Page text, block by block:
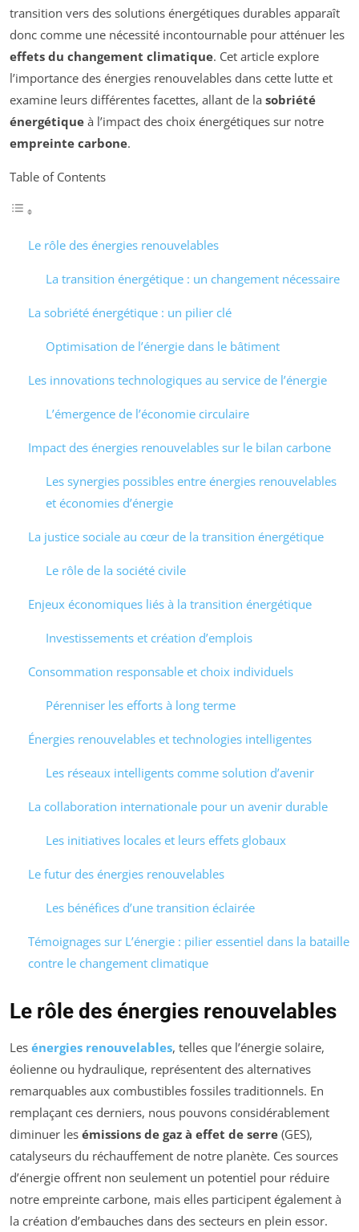
transition vers des solutions énergétiques durables apparaît
donc comme une nécessité incontournable pour atténuer les
effets du changement climatique. Cet article explore
l’importance des énergies renouvelables dans cette lutte et
examine leurs différentes facettes, allant de la sobriété
énergétique à l’impact des choix énergétiques sur notre
empreinte carbone.
Table of Contents
Le rôle des énergies renouvelables
La transition énergétique : un changement nécessaire
La sobriété énergétique : un pilier clé
Optimisation de l’énergie dans le bâtiment
Les innovations technologiques au service de l’énergie
L’émergence de l’économie circulaire
Impact des énergies renouvelables sur le bilan carbone
Les synergies possibles entre énergies renouvelables
et économies d’énergie
La justice sociale au cœur de la transition énergétique
Le rôle de la société civile
Enjeux économiques liés à la transition énergétique
Investissements et création d’emplois
Consommation responsable et choix individuels
Pérenniser les efforts à long terme
Énergies renouvelables et technologies intelligentes
Les réseaux intelligents comme solution d’avenir
La collaboration internationale pour un avenir durable
Les initiatives locales et leurs effets globaux
Le futur des énergies renouvelables
Les bénéfices d’une transition éclairée
Témoignages sur L’énergie : pilier essentiel dans la bataille
contre le changement climatique
Le rôle des énergies renouvelables
Les énergies renouvelables, telles que l’énergie solaire,
éolienne ou hydraulique, représentent des alternatives
remarquables aux combustibles fossiles traditionnels. En
remplaçant ces derniers, nous pouvons considérablement
diminuer les émissions de gaz à effet de serre (GES),
catalyseurs du réchauffement de notre planète. Ces sources
d’énergie offrent non seulement un potentiel pour réduire
notre empreinte carbone, mais elles participent également à
la création d’embauches dans des secteurs en plein essor.